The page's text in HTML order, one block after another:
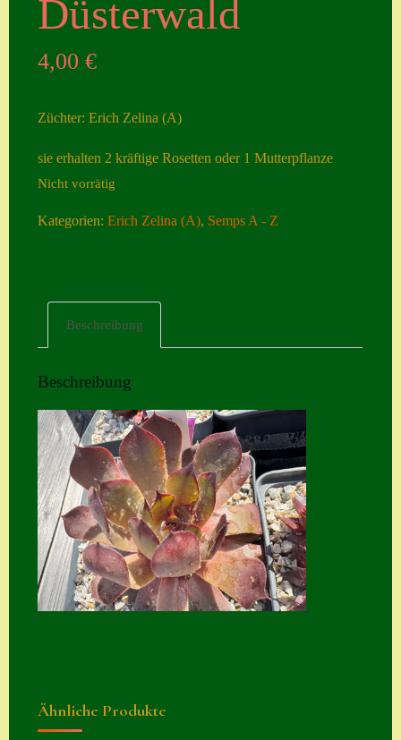
ngen
Neuheiten
Home
Hostas
Impressum
Kasse
Kontakt
Mein Konto
Düsterwald
4,00€
Züchter: Erich Zelina (A)
sie erhalten 2 kräftige Rosetten oder 1 Mutterpflanze
Nicht vorrätig
Kategorien:Erich Zelina (A), Semps A - Z
Beschreibung
Beschreibung
Ähnliche Produkte